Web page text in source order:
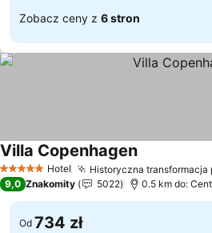
Zobacz ceny z 6 stron
5 KategoriaHotel Historyczna transformacja
Villa Copenhagen
9,0 Znakomity 5022 0.5 km do:
Od 734 zł